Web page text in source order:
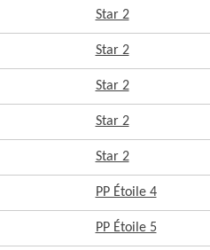
Star 2
Star 2
Star 2
Star 2
Star 2
PP Étoile 4
PP Étoile 5